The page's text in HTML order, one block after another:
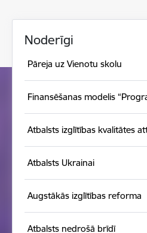
Noderīgi
Pāreja uz Vienotu skolu
Finansēšanas modelis
Atbalsts izglītības kvalitātes
Atbalsts Ukrainai
Augstākās izglītības reforma
Atbalsts nedrošā brīdī